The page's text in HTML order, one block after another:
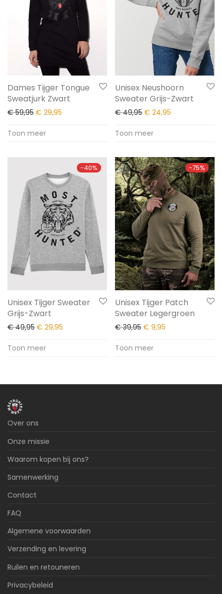
Dames Tijger Tongue
Sweatjurk Zwart
€59,95 € 29,95
Toon meer
Unisex Neushoorn
Sweater Grijs-Zwart
€49,95 € 24,95
Toon meer
-40%
Unisex Tijger Sweater
Grijs-Zwart
€49,95 € 29,95
Toon meer
-75%
Unisex Tijger Patch
Sweater Legergroen
€39,95 € 9,95
Toon meer
Over ons
Onze missie
Waarom kopen bij ons?
Samenwerking
Contact
FAQ
Algemene voorwaarden
Verzending en levering
Ruilen en retouneren
Privacybeleid